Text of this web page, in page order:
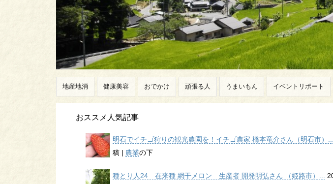
地産地消 健康美容 おでかけ 頑張る人 うまいもん イベントリポート
おススメ人気記事
明石でイチゴ狩りの観光農園を！イチゴ農家 橋本竜介さん（明石市）...
稿 | 農業の下
種とり人24 在来種 網干メロン 生産者 開発明弘さん （姫路市）...